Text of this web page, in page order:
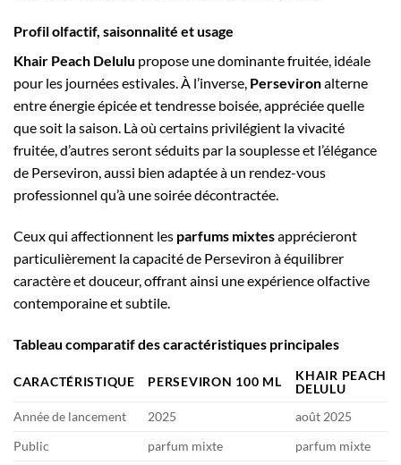
Profil olfactif, saisonnalité et usage
Khair Peach Delulu propose une dominante fruitée, idéale
pour les journées estivales. À l’inverse, Persevironalterne
entre énergie épicée et tendresse boisée, appréciée quelle
que soit la saison. Là où certains privilégient la vivacité
fruitée, d’autres seront séduits par la souplesse et l’élégance
de Perseviron, aussi bien adaptée à un rendez-vous
professionnel qu’à une soirée décontractée.
Ceux qui affectionnent les parfums mixtesapprécieront
particulièrement la capacité de Perseviron à équilibrer
caractère et douceur, offrant ainsi une expérience olfactive
contemporaine et subtile.
Tableau comparatif des caractéristiques principales
CARACTÉRISTIQUE PERSEVIRON 100 ML
KHAIR PEACH
DELULU
Année de lancement
2025
août 2025
Public
parfum mixte parfum mixte